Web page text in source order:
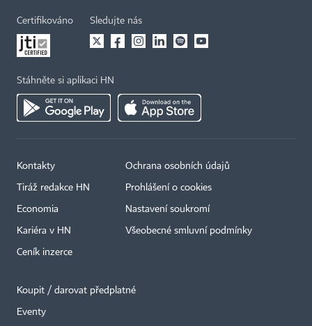
Certifikováno Sledujte nás
Stáhněte si aplikaci HN
Kontakty
Tiráž redakce HN
Economia
Kariéra v HN
Ceník inzerce
Ochrana osobních údajů
Prohlášení o cookies
Nastavení soukromí
Všeobecné smluvní podmínky
Koupit / darovat předplatné
Eventy